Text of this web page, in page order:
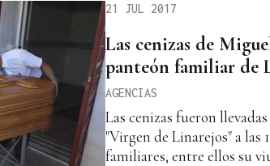
21 JUL 2017
Las cenizas de
panteón familiar de
AGENCIAS
Las cenizas fueron
"Virgen de Linarejos" a las
familiares, entre ellos su